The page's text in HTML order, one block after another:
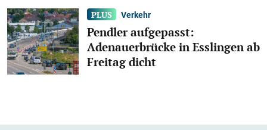
Verkehr
Pendler aufgepasst:
Adenauerbrücke in Esslingen ab
Freitag dicht